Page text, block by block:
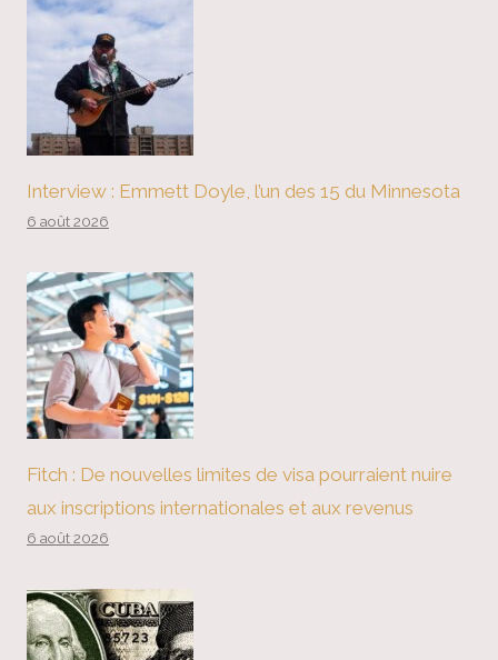
Interview : Emmett Doyle, l’un des 15 du Minnesota
6 août 2026
Fitch : De nouvelles limites de visa pourraient nuire
aux inscriptions internationales et aux revenus
6 août 2026